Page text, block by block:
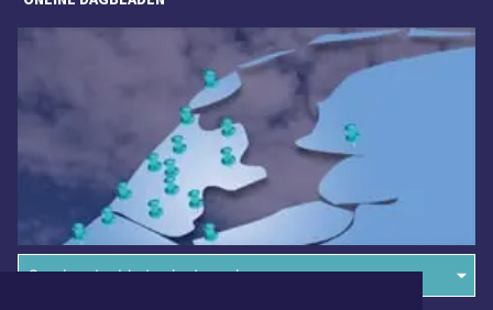
Overige dagbladen in de regio